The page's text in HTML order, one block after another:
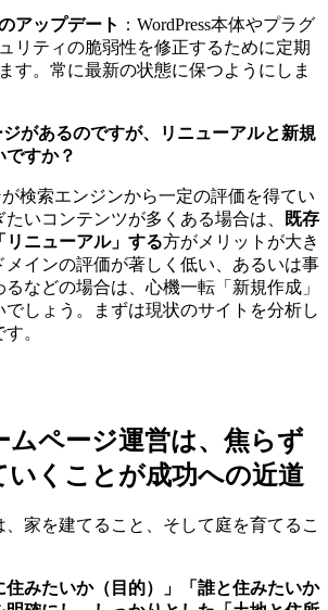
アップデート ：WordPress本体やプラグ
リティの脆弱性を修正するために定期
す。常に最新の状態に保つようにしま
があるのですが、リニューアルと新規
すか？
検索エンジンから一定の評価を得てい
いコンテンツが多くある場合は、
既存
ニューアル」する方がメリットが大き
メインの評価が著しく低い、あるいは事
などの場合は、心機一転「新規作成」
でしょう。まずは現状のサイトを分析し
。
ムページ運営は、焦らず
いくことが成功への近道
家を建てること、そして庭を育てるこ
住みたいか（目的）」「誰と住みたいか